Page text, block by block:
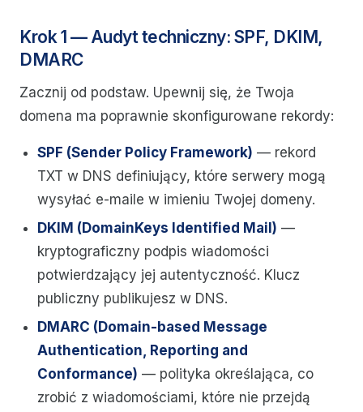
Krok 1 — Audyt techniczny: SPF, DKIM,
DMARC
Zacznij od podstaw. Upewnij się, że Twoja
domena ma poprawnie skonfigurowane rekordy:
SPF (Sender Policy Framework) — rekord
TXT w DNS definiujący, które serwery mogą
wysyłać e-maile w imieniu Twojej domeny.
DKIM (DomainKeys Identified Mail) —
kryptograficzny podpis wiadomości
potwierdzający jej autentyczność. Klucz
publiczny publikujesz w DNS.
DMARC (Domain-based Message
Authentication, Reporting and
Conformance) — polityka określająca, co
zrobić z wiadomościami, które nie przejdą